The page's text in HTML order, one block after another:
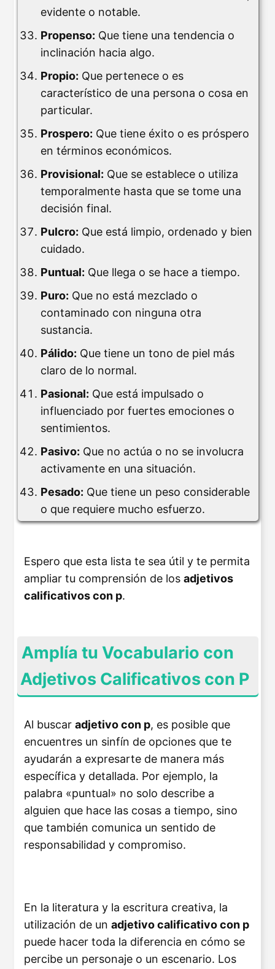
evidente o notable.
Propenso: Que tiene una tendencia o
inclinación hacia algo.
Propio: Que pertenece o es
característico de una persona o cosa en
particular.
Prospero: Que tiene éxito o es próspero
en términos económicos.
Provisional: Que se establece o utiliza
temporalmente hasta que se tome una
decisión final.
Pulcro: Que está limpio, ordenado y bien
cuidado.
Puntual: Que llega o se hace a tiempo.
Puro: Que no está mezclado o
contaminado con ninguna otra
sustancia.
Pálido: Que tiene un tono de piel más
claro de lo normal.
Pasional: Que está impulsado o
influenciado por fuertes emociones o
sentimientos.
Pasivo: Que no actúa o no se involucra
activamente en una situación.
Pesado: Que tiene un peso considerable
o que requiere mucho esfuerzo.
Espero que esta lista te sea útil y te permita
ampliar tu comprensión de los adjetivos
calificativos con p.
Amplía tu Vocabulario con
Adjetivos Calificativos con P
Al buscar adjetivo con p, es posible que
encuentres un sinfín de opciones que te
ayudarán a expresarte de manera más
específica y detallada. Por ejemplo, la
palabra «puntual» no solo describe a
alguien que hace las cosas a tiempo, sino
que también comunica un sentido de
responsabilidad y compromiso.
En la literatura y la escritura creativa, la
utilización de un adjetivo calificativo con p
puede hacer toda la diferencia en cómo se
percibe un personaje o un escenario. Los